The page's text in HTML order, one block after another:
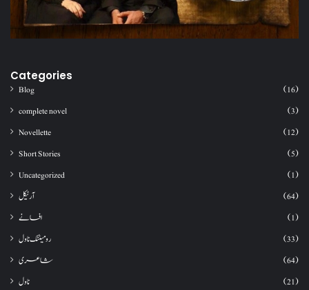
Categories
Blog
(16)
complete novel
(3)
Novellette
(12)
Short Stories
(5)
Uncategorized
(1)
آرٹیکل
(64)
افسانے
(1)
رومینٹک ناول
(33)
شاعری
(64)
ناول
(21)